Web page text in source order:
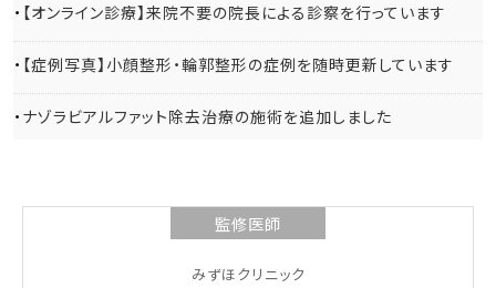
【オンライン診療】来院不要の院長による診察を行っています
【症例写真】小顔整形・輪郭整形の症例を随時更新しています
ナゾラビアルファット除去治療の施術を追加しました
監修医師
みずほクリニック